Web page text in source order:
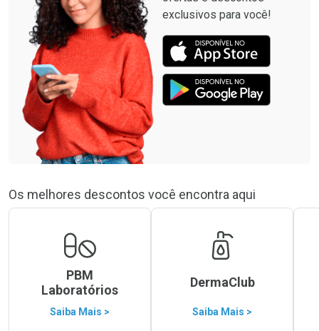
exclusivos para você!
Os melhores descontos você encontra aqui
PBM
Laboratórios
Saiba Mais >
DermaClub
Saiba Mais >